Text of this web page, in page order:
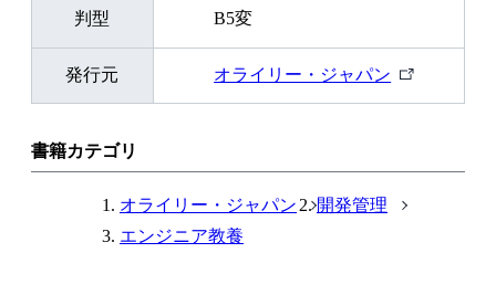
判型 B5変
発行元 オライリー・ジャパン
外
書籍カテゴリ
オライリー・ジャパン
開発管理
エンジニア教養